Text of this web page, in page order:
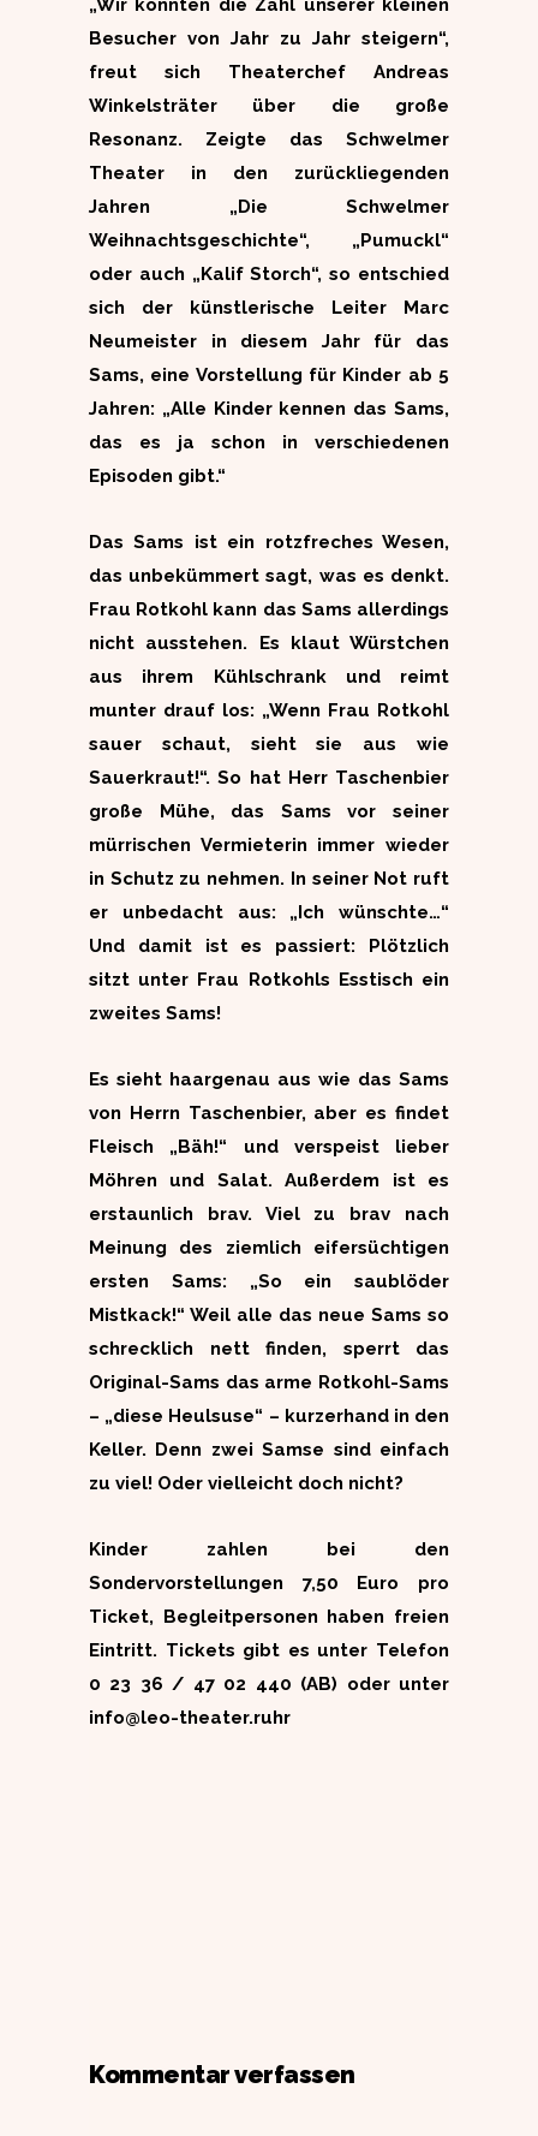
„Wir konnten die Zahl unserer kleinen
Besucher von Jahr zu Jahr steigern“,
freut sich Theaterchef Andreas
Winkelsträter über die große
Resonanz. Zeigte das Schwelmer
Theater in den zurückliegenden
Jahren „Die Schwelmer
Weihnachtsgeschichte“, „Pumuckl“
oder auch „Kalif Storch“, so entschied
sich der künstlerische Leiter Marc
Neumeister in diesem Jahr für das
Sams, eine Vorstellung für Kinder ab 5
Jahren: „Alle Kinder kennen das Sams,
das es ja schon in verschiedenen
Episoden gibt.“
Das Sams ist ein rotzfreches Wesen,
das unbekümmert sagt, was es denkt.
Frau Rotkohl kann das Sams allerdings
nicht ausstehen. Es klaut Würstchen
aus ihrem Kühlschrank und reimt
munter drauf los: „Wenn Frau Rotkohl
sauer schaut, sieht sie aus wie
Sauerkraut!“. So hat Herr Taschenbier
große Mühe, das Sams vor seiner
mürrischen Vermieterin immer wieder
in Schutz zu nehmen. In seiner Not ruft
er unbedacht aus: „Ich wünschte…“
Und damit ist es passiert: Plötzlich
sitzt unter Frau Rotkohls Esstisch ein
zweites Sams!
Es sieht haargenau aus wie das Sams
von Herrn Taschenbier, aber es findet
Fleisch „Bäh!“ und verspeist lieber
Möhren und Salat. Außerdem ist es
erstaunlich brav. Viel zu brav nach
Meinung des ziemlich eifersüchtigen
ersten Sams: „So ein saublöder
Mistkack!“ Weil alle das neue Sams so
schrecklich nett finden, sperrt das
Original-Sams das arme Rotkohl-Sams
– „diese Heulsuse“ – kurzerhand in den
Keller. Denn zwei Samse sind einfach
zu viel! Oder vielleicht doch nicht?
Kinder zahlen bei den
Sondervorstellungen 7,50 Euro pro
Ticket, Begleitpersonen haben freien
Eintritt. Tickets gibt es unter Telefon
0 23 36 / 47 02 440 (AB) oder unter
info@leo-theater.ruhr
Kommentar verfassen